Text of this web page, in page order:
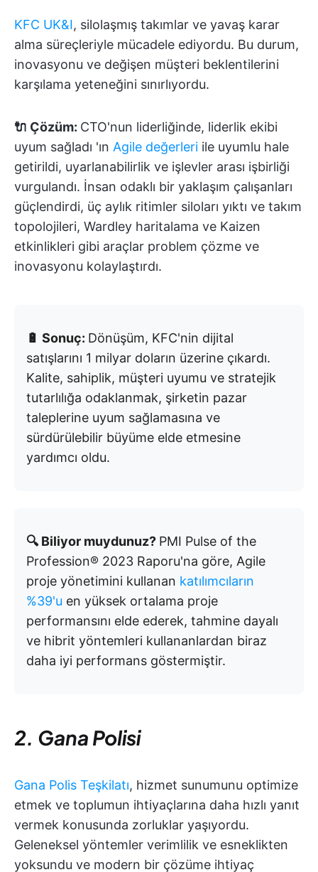
KFC UK&I, silolaşmış takımlar ve yavaş karar
alma süreçleriyle mücadele ediyordu. Bu durum,
inovasyonu ve değişen müşteri beklentilerini
karşılama yeteneğini sınırlıyordu.
🔌 Çözüm: CTO'nun liderliğinde, liderlik ekibi
uyum sağladı 'ın Agile değerleri ile uyumlu hale
getirildi, uyarlanabilirlik ve işlevler arası işbirliği
vurgulandı. İnsan odaklı bir yaklaşım çalışanları
güçlendirdi, üç aylık ritimler siloları yıktı ve takım
topolojileri, Wardley haritalama ve Kaizen
etkinlikleri gibi araçlar problem çözme ve
inovasyonu kolaylaştırdı.
🔋 Sonuç: Dönüşüm, KFC'nin dijital
satışlarını 1 milyar doların üzerine çıkardı.
Kalite, sahiplik, müşteri uyumu ve stratejik
tutarlılığa odaklanmak, şirketin pazar
taleplerine uyum sağlamasına ve
sürdürülebilir büyüme elde etmesine
yardımcı oldu.
🔍 Biliyor muydunuz? PMI Pulse of the
Profession® 2023 Raporu'na göre, Agile
proje yönetimini kullanan katılımcıların
%39'u en yüksek ortalama proje
performansını elde ederek, tahmine dayalı
ve hibrit yöntemleri kullananlardan biraz
daha iyi performans göstermiştir.
2. Gana Polisi
Gana Polis Teşkilatı, hizmet sunumunu optimize
etmek ve toplumun ihtiyaçlarına daha hızlı yanıt
vermek konusunda zorluklar yaşıyordu.
Geleneksel yöntemler verimlilik ve esneklikten
yoksundu ve modern bir çözüme ihtiyaç